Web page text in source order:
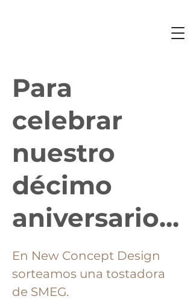
Para
celebrar
nuestro
décimo
aniversario...
En New Concept Design
sorteamos una tostadora
de SMEG.